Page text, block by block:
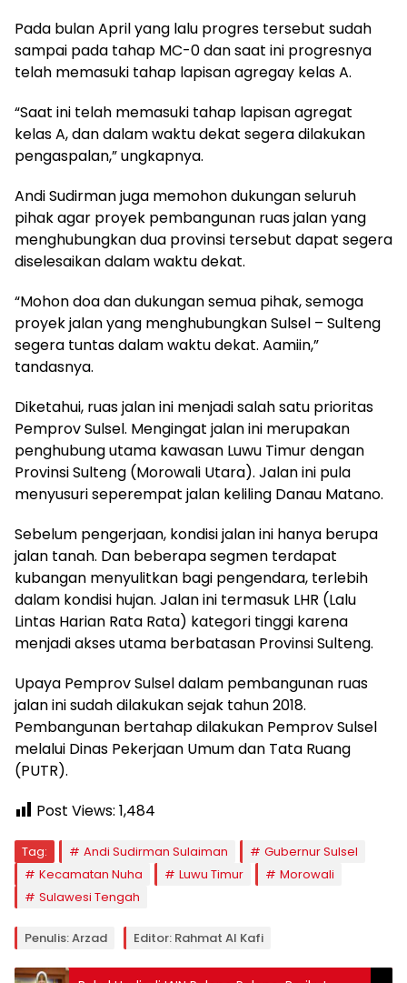
Pada bulan April yang lalu progres tersebut sudah
sampai pada tahap MC-0 dan saat ini progresnya
telah memasuki tahap lapisan agregay kelas A.
“Saat ini telah memasuki tahap lapisan agregat
kelas A, dan dalam waktu dekat segera dilakukan
pengaspalan,” ungkapnya.
Andi Sudirman juga memohon dukungan seluruh
pihak agar proyek pembangunan ruas jalan yang
menghubungkan dua provinsi tersebut dapat segera
diselesaikan dalam waktu dekat.
“Mohon doa dan dukungan semua pihak, semoga
proyek jalan yang menghubungkan Sulsel – Sulteng
segera tuntas dalam waktu dekat. Aamiin,”
tandasnya.
Diketahui, ruas jalan ini menjadi salah satu prioritas
Pemprov Sulsel. Mengingat jalan ini merupakan
penghubung utama kawasan Luwu Timur dengan
Provinsi Sulteng (Morowali Utara). Jalan ini pula
menyusuri seperempat jalan keliling Danau Matano.
Sebelum pengerjaan, kondisi jalan ini hanya berupa
jalan tanah. Dan beberapa segmen terdapat
kubangan menyulitkan bagi pengendara, terlebih
dalam kondisi hujan. Jalan ini termasuk LHR (Lalu
Lintas Harian Rata Rata) kategori tinggi karena
menjadi akses utama berbatasan Provinsi Sulteng.
Upaya Pemprov Sulsel dalam pembangunan ruas
jalan ini sudah dilakukan sejak tahun 2018.
Pembangunan bertahap dilakukan Pemprov Sulsel
melalui Dinas Pekerjaan Umum dan Tata Ruang
(PUTR).
Post Views: 1,484
Tag: Andi Sudirman Sulaiman
Gubernur Sulsel
Kecamatan Nuha
Luwu Timur
Morowali
Sulawesi Tengah
Penulis: Arzad Editor: Rahmat Al Kafi